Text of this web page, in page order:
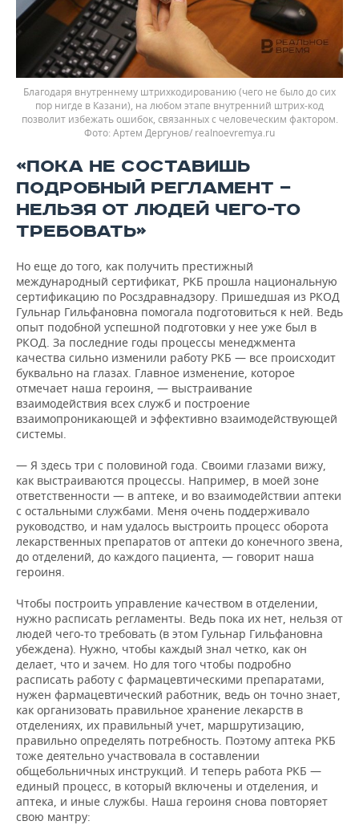
Благодаря внутреннему штрихкодированию (чего не было до сих
пор нигде в Казани), на любом этапе внутренний штрих-код
позволит избежать ошибок, связанных с человеческим фактором.
Фото: Артем Дергунов/ realnoevremya.ru
«ПОКА НЕ СОСТАВИШЬ
ПОДРОБНЫЙ РЕГЛАМЕНТ —
НЕЛЬЗЯ ОТ ЛЮДЕЙ ЧЕГО-ТО
ТРЕБОВАТЬ»
Но еще до того, как получить престижный
международный сертификат, РКБ прошла национальную
сертификацию по Росздравнадзору. Пришедшая из РКОД
Гульнар Гильфановна помогала подготовиться к ней. Ведь
опыт подобной успешной подготовки у нее уже был в
РКОД. За последние годы процессы менеджмента
качества сильно изменили работу РКБ — все происходит
буквально на глазах. Главное изменение, которое
отмечает наша героиня, — выстраивание
взаимодействия всех служб и построение
взаимопроникающей и эффективно взаимодействующей
системы.
— Я здесь три с половиной года. Своими глазами вижу,
как выстраиваются процессы. Например, в моей зоне
ответственности — в аптеке, и во взаимодействии аптеки
с остальными службами. Меня очень поддерживало
руководство, и нам удалось выстроить процесс оборота
лекарственных препаратов от аптеки до конечного звена,
до отделений, до каждого пациента, — говорит наша
героиня.
Чтобы построить управление качеством в отделении,
нужно расписать регламенты. Ведь пока их нет, нельзя от
людей чего-то требовать (в этом Гульнар Гильфановна
убеждена). Нужно, чтобы каждый знал четко, как он
делает, что и зачем. Но для того чтобы подробно
расписать работу с фармацевтическими препаратами,
нужен фармацевтический работник, ведь он точно знает,
как организовать правильное хранение лекарств в
отделениях, их правильный учет, маршрутизацию,
правильно определять потребность. Поэтому аптека РКБ
тоже деятельно участвовала в составлении
общебольничных инструкций. И теперь работа РКБ —
единый процесс, в который включены и отделения, и
аптека, и иные службы. Наша героиня снова повторяет
свою мантру: